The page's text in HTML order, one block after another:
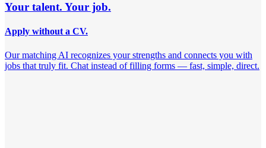
Your talent. Your job.
Apply without a CV.
Our matching AI recognizes your strengths and connects you with
jobs that truly fit. Chat instead of filling forms — fast, simple, direct.